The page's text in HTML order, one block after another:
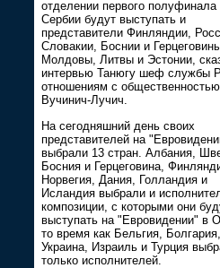
отделении первого полуфинала
Сербии будут выступать и
представители Финляндии,
Словакии, Боснии и
Молдовы, Литвы и Эстонии,
интервью Танюгу шеф службы
отношениям с
Вучинич-Лучич.
На сегодняшний день своих
представителей на
выбрали 13 стран. Албания,
Босния и Герцеговина,
Норвегия, Дания, Голландия и
Исландия выбрали и
композиции, с которыми они
выступать на "Евровидении" в
то время как Бельгия, Болгария,
Украина, Израиль и Турция
только исполнителей.